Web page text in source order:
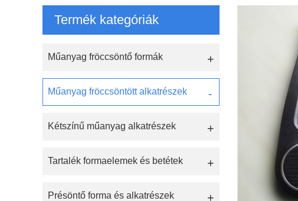
Termék kategóriák
Műanyag fröccsöntő formák
Műanyag fröccsöntött alkatrészek
Kétszínű műanyag alkatrészek
Tartalék formaelemek és betétek
Présöntő forma és alkatrészek